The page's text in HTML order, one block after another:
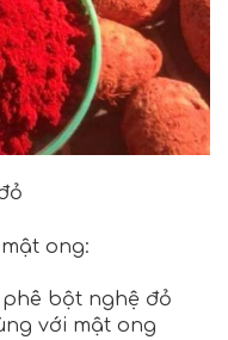
ong:
bột nghệ đỏ
với mật ong